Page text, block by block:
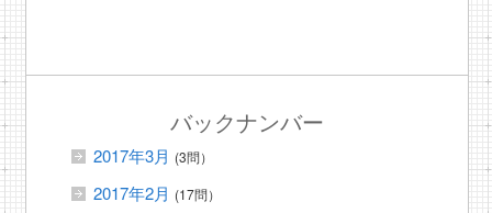
バックナンバー
2017年3月 (3問）
2017年2月 (17問）